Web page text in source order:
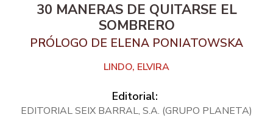
30 MANERAS DE QUITARSE EL
SOMBRERO
PRÓLOGO DE ELENA PONIATOWSKA
LINDO, ELVIRA
Editorial:
EDITORIAL SEIX BARRAL, S.A. (GRUPO PLANETA)